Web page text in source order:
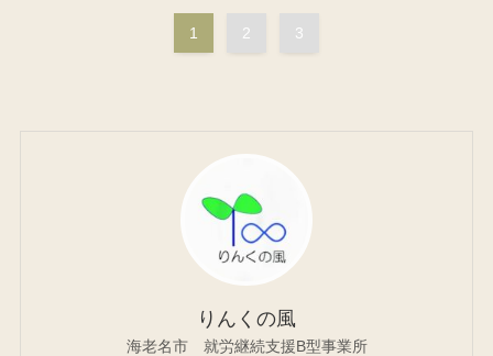
1 2 3
りんくの風
海老名市 就労継続支援B型事業所